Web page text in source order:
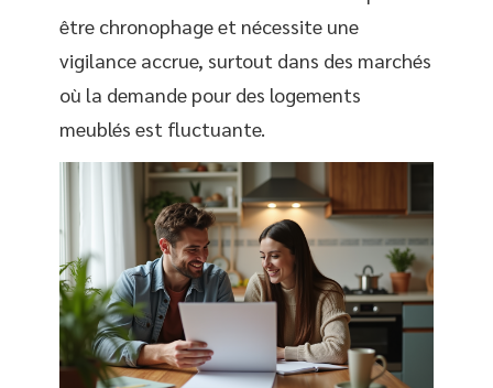
être chronophage et nécessite une
vigilance accrue, surtout dans des marchés
où la demande pour des logements
meublés est fluctuante.